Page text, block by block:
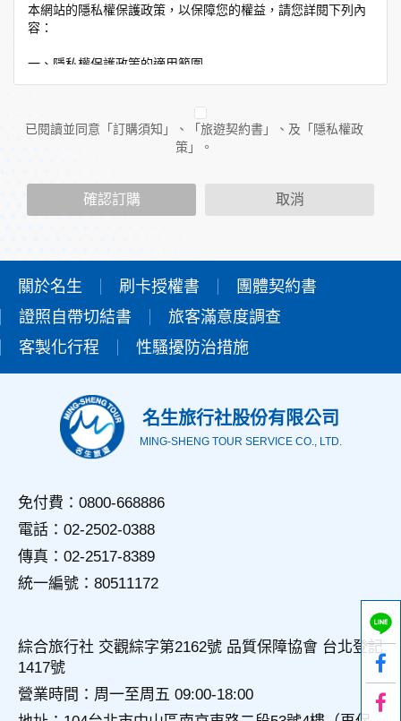
本網站的隱私權保護政策，以保障您的權益，請您詳閱下列內
容：
一、隱私權保護政策的適用範圍
隱私權保護政策內容，包括本網站如何處理在您使用網站服務
外的相關連結網站，也不適用於非本網站所委託或參與管理的
人員。
當您造訪本網站或使用本網站所提供之功能服務時，我們將視
該服務功能性質，請您提供必要的個人資料，並在該特定目的
本網站在您使用服務信箱、問卷調查等互動性功能時，會保留
您所提供的姓名、電子郵件地址、聯絡方式及使用時間等。
於一般瀏覽時，伺服器會自行記錄相關行徑，包括您使用連線
設備的IP位址、使用時間、使用的瀏覽器、瀏覽及點選資料記
用，決不對外公佈。
外，我們會視需要公佈統計數據及說明文字，但不涉及特定個
人之資料。
三、資料之保護
備及必要的安全防護措施，加以保護網站及您的個人資料採用
嚴格的保護措施，只由經過授權的人員才能接觸您的個人資
料，相關處理人員皆簽有保密合約，如有違反保密義務者，將
會受到相關的法律處分。
如因業務需要有必要委託其他單位提供服務時，本網站亦會嚴
格要求其遵守保密義務，並且採取必要檢查程序以確定其將確
四、網站對外的相關連結
本網站的網頁提供其他網站的網路連結，您也可經由本網站所
提供的連結，點選進入其他網站。但該連結網站不適用本網站
的隱私權保護政策，您必須參考該連結網站中的隱私權保護政
已閱讀並同意「訂購須知」、「旅遊契約書」、及「隱私權政
策」。
確認訂購 取消
關於名生 刷卡授權書
團體契約書
證照自帶切結書
旅客滿意度調查
客製化行程
性騷擾防治措施
名生旅行社股份有限公司
MING-SHENG TOUR SERVICE CO., LTD.
免付費：0800-668886
電話：02-2502-0388
傳真：02-2517-8389
統一編號：80511172
綜合旅行社 交觀綜字第2162號 品質保障協會 台北登記
1417號
營業時間：周一至周五 09:00-18:00